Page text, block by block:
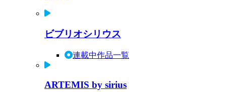
ビブリオシリウス
連載中作品一覧
ARTEMIS by sirius